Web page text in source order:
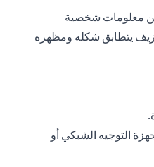
عن معلومات شخصية
يتطابق شكله ومظهره
التوجيه الشبكي أو